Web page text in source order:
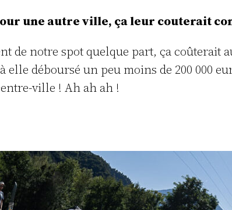
une autre ville, ça leur couterait
de notre spot quelque part, ça coûterait
déboursé un peu moins de 200 000
ville ! Ah ah ah !